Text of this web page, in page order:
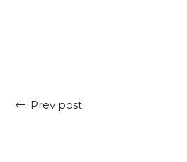
Prev post